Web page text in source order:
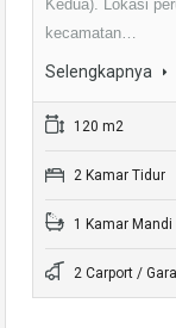
Kedua). Lokasi
kecamatan…
Selengkapnya
120 m2
2 Kamar Tidur
1 Kamar Mandi
2 Carport /